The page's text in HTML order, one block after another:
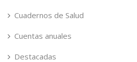
Cuadernos de Salud
Cuentas anuales
Destacadas